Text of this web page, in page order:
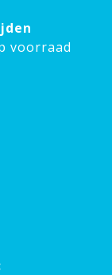
voorraad